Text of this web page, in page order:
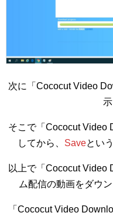
次に「Cococut Video
そこで「Cococut Video
してから、 Saveとい
以上で「Cococut Video
ム配信の動画をダウ
「Cococut Video